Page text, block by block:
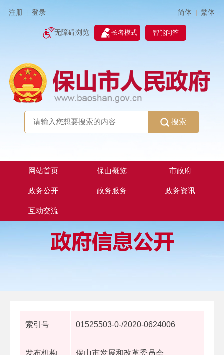
注册 登录 简体 | 繁体
无障碍浏览 长者模式 智能问答
搜索
网站首页 保山概览 市政府
政务公开 政务服务 政务资讯
互动交流
索引号 01525503-0-/2020-0624006
发布机构 保山市发展和改革委员会